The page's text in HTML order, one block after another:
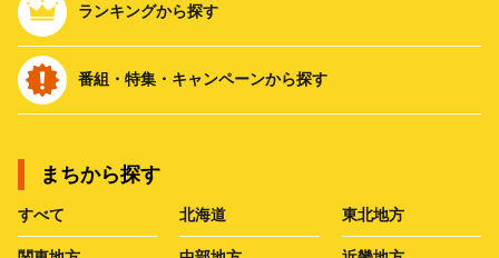
ランキングから探す
番組・特集・キャンペーンから探す
まちから探す
すべて 北海道 東北地方